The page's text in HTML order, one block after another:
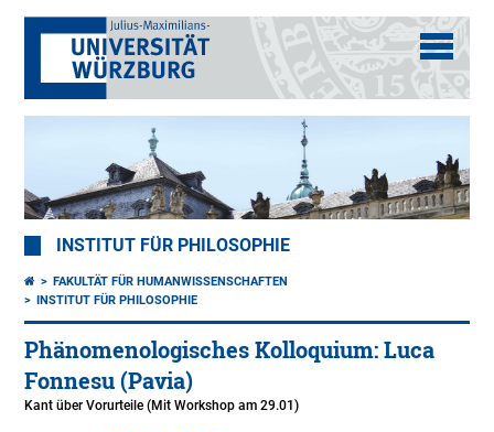
INSTITUT FÜR PHILOSOPHIE
FAKULTÄT FÜR HUMANWISSENSCHAFTEN
INSTITUT FÜR PHILOSOPHIE
Phänomenologisches Kolloquium: Luca
Fonnesu (Pavia)
Kant über Vorurteile (Mit Workshop am 29.01)